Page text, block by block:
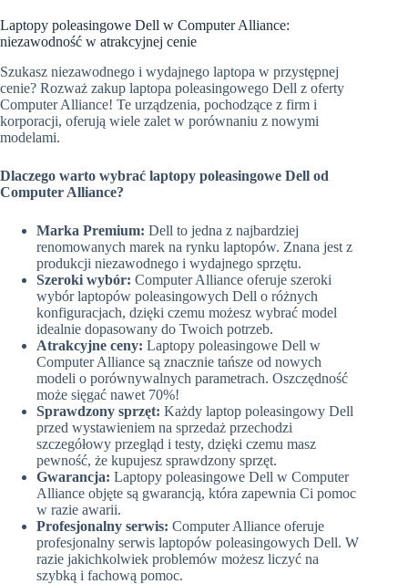
Laptopy poleasingowe Dell w Computer Alliance:
niezawodność w atrakcyjnej cenie
Szukasz niezawodnego i wydajnego laptopa w przystępnej
cenie? Rozważ zakup laptopa poleasingowego Dell z oferty
Computer Alliance! Te urządzenia, pochodzące z firm i
korporacji, oferują wiele zalet w porównaniu z nowymi
modelami.
Dlaczego warto wybrać laptopy poleasingowe Dell od
Computer Alliance?
Marka Premium: Dell to jedna z najbardziej
renomowanych marek na rynku laptopów. Znana jest z
produkcji niezawodnego i wydajnego sprzętu.
Szeroki wybór: Computer Alliance oferuje szeroki
wybór laptopów poleasingowych Dell o różnych
konfiguracjach, dzięki czemu możesz wybrać model
idealnie dopasowany do Twoich potrzeb.
Atrakcyjne ceny: Laptopy poleasingowe Dell w
Computer Alliance są znacznie tańsze od nowych
modeli o porównywalnych parametrach. Oszczędność
może sięgać nawet 70%!
Sprawdzony sprzęt: Każdy laptop poleasingowy Dell
przed wystawieniem na sprzedaż przechodzi
szczegółowy przegląd i testy, dzięki czemu masz
pewność, że kupujesz sprawdzony sprzęt.
Gwarancja: Laptopy poleasingowe Dell w Computer
Alliance objęte są gwarancją, która zapewnia Ci pomoc
w razie awarii.
Profesjonalny serwis: Computer Alliance oferuje
profesjonalny serwis laptopów poleasingowych Dell. W
razie jakichkolwiek problemów możesz liczyć na
szybką i fachową pomoc.